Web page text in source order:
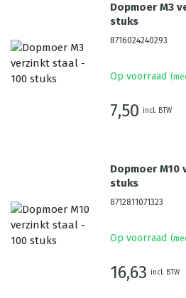
Dopmoer M3
stuks
8716024240293
Op voorraad
7,50 incl. BTW
Dopmoer
stuks
8712811071323
Op voorraad
16,63 incl. BTW